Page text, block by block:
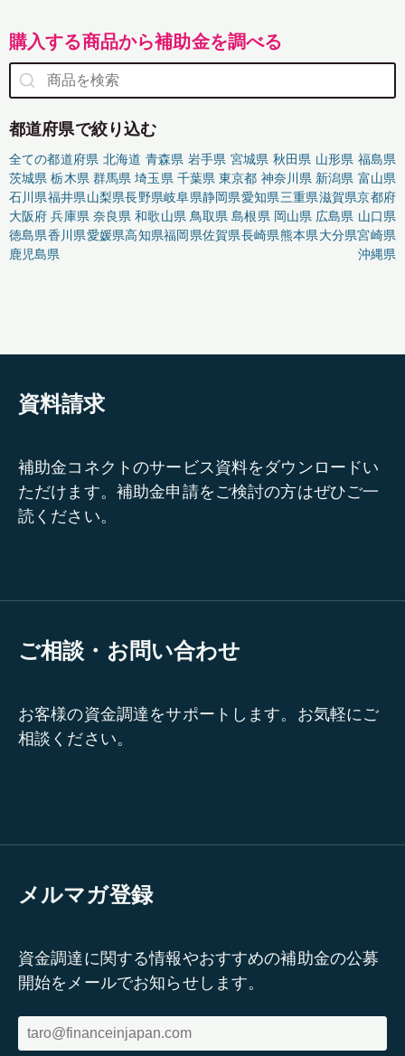
購入する商品から補助金を調べる
都道府県で絞り込む
全ての都道府県 北海道 青森県 岩手県 宮城県 秋田県 山形県 福島県
茨城県 栃木県 群馬県 埼玉県 千葉県 東京都 神奈川県 新潟県 富山県
石川県福井県山梨県長野県岐阜県静岡県愛知県三重県滋賀県京都府
大阪府 兵庫県 奈良県 和歌山県 鳥取県 島根県 岡山県 広島県 山口県
徳島県香川県愛媛県高知県福岡県佐賀県長崎県熊本県大分県宮崎県
鹿児島県
沖縄県
資料請求
補助金コネクトのサービス資料をダウンロードい
ただけます。補助金申請をご検討の方はぜひご一
読ください。
ご相談・お問い合わせ
お客様の資金調達をサポートします。お気軽にご
相談ください。
メルマガ登録
資金調達に関する情報やおすすめの補助金の公募
開始をメールでお知らせします。